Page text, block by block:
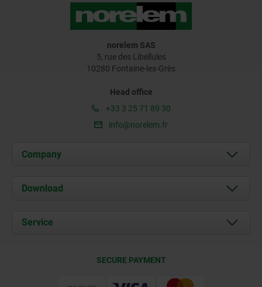
norelem SAS
5, rue des Libellules
10280 Fontaine-les-Grès
Head office
+33 3 25 71 89 30
info@norelem.fr
Company
About us
Contact
Download
Documents
Service
SECURE PAYMENT